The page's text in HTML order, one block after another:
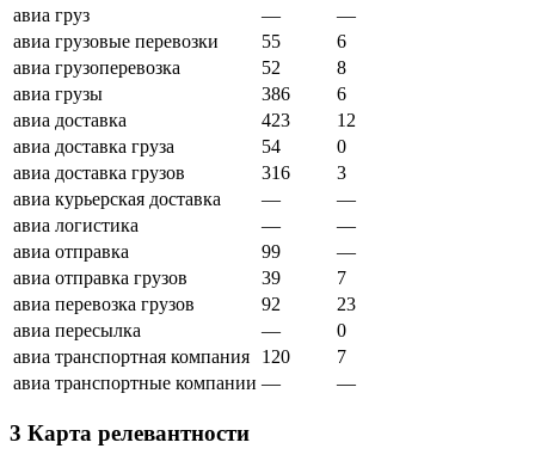
Реутов
Ангарск
Великий Новгород
Йошкар-Ола
Туапсе
Мурманск
Череповец
Нижневартовск
Нижнекамск
Владивосток
Сургут
Старый Оскол
Пятигорск
авиа груз
—
—
авиа грузовые перевозки
55
6
авиа грузоперевозка
52
8
авиа грузы
386
6
авиа доставка
423
12
авиа доставка груза
54
0
авиа доставка грузов
316
3
авиа курьерская доставка
—
—
авиа логистика
—
—
авиа отправка
99
—
авиа отправка грузов
39
7
авиа перевозка грузов
92
23
авиа пересылка
—
0
авиа транспортная компания
120
7
авиа транспортные компании — —
3 Карта релевантности